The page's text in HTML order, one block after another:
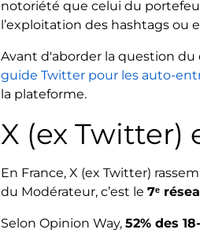
notoriété que celui du
l’exploitation des hashtags ou
Avant d'aborder la question
guide Twitter pour les auto-
la plateforme.
X (ex Twitter)
En France, X (ex Twitter)
du Modérateur, c’est le7ᵉ
Selon Opinion Way,52% des